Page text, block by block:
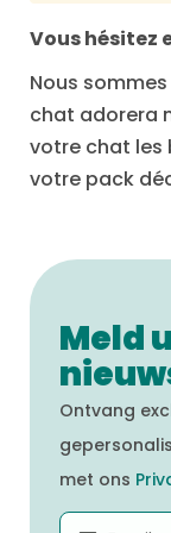
Vous hésitez
Nous
chat adorera
votre chat les
votre pack
Meld
Ontvang
met ons